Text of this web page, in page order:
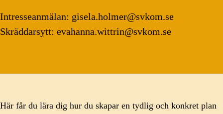
Intresseanmälan: gisela.holmer@svkom.se
Skräddarsytt: evahanna.wittrin@svkom.se
Här får du lära dig hur du skapar en tydlig och konkret plan